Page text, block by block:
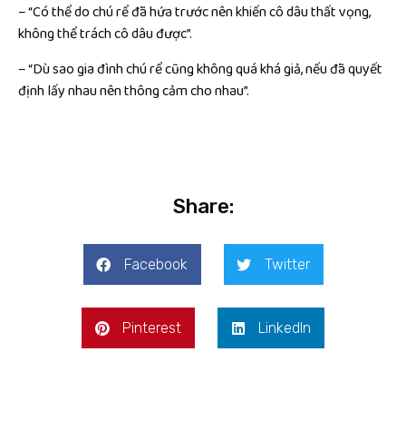
– “Có thể do chú rể đã hứa trước nên khiến cô dâu thất vọng,
không thể trách cô dâu được”.
– “Dù sao gia đình chú rể cũng không quá khá giả, nếu đã quyết
định lấy nhau nên thông cảm cho nhau”.
Share:
Facebook Twitter
Pinterest LinkedIn